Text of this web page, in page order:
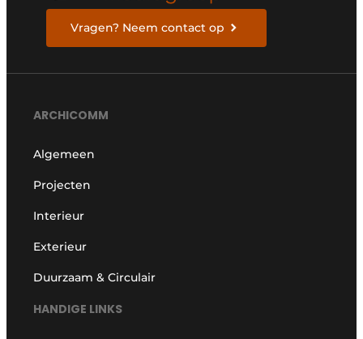
Vragen? Neem contact op
ARCHICOMM
Algemeen
Projecten
Interieur
Exterieur
Duurzaam & Circulair
HANDIGE LINKS